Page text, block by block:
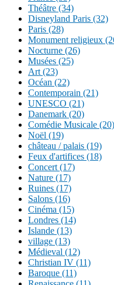
Théâtre (34)
Disneyland Paris (32)
Paris (28)
Monument religieux
Nocturne (26)
Musées (25)
Art (23)
Océan (22)
Contemporain (21)
UNESCO (21)
Danemark (20)
Comédie Musicale (20)
Noël (19)
château / palais (19)
Feux d'artifices (18)
Concert (17)
Nature (17)
Ruines (17)
Salons (16)
Cinéma (15)
Londres (14)
Islande (13)
village (13)
Médieval (12)
Christian IV (11)
Baroque (11)